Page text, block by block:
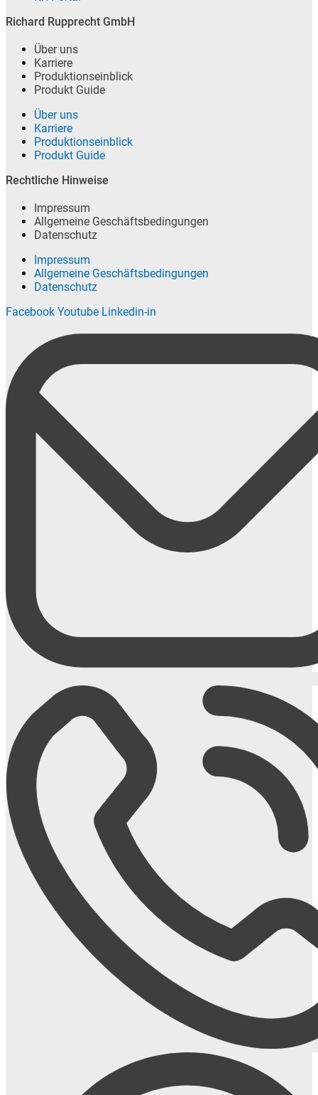
Richard Rupprecht GmbH
Über uns
Karriere
Produktionseinblick
Produkt Guide
Über uns
Karriere
Produktionseinblick
Produkt Guide
Rechtliche Hinweise
Impressum
Allgemeine Geschäftsbedingungen
Datenschutz
Impressum
Allgemeine Geschäftsbedingungen
Datenschutz
Facebook Youtube Linkedin-in